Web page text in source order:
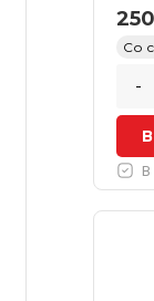
250
Со
-
В